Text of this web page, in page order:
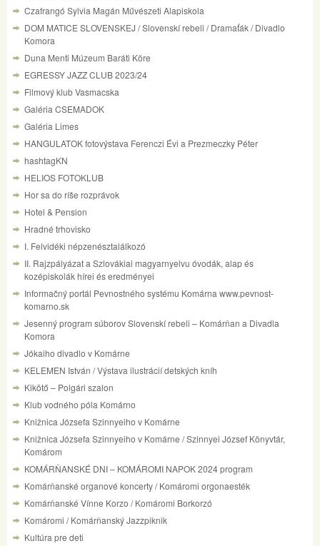
Czafrangó Sylvia Magán Művészeti Alapiskola
DOM MATICE SLOVENSKEJ / Slovenskí rebeli / Dramaťák / Divadlo
Komora
Duna Menti Múzeum Baráti Köre
EGRESSY JAZZ CLUB 2023/24
Filmový klub Vasmacska
Galéria CSEMADOK
Galéria Limes
HANGULATOK fotovýstava Ferenczi Évi a Prezmeczky Péter
hashtagKN
HELIOS FOTOKLUB
Hor sa do ríše rozprávok
Hotel & Pension
Hradné trhovisko
I. Felvidéki népzenésztalálkozó
II. Rajzpályázat a Szlovákiai magyarnyelvu óvodák, alap és
kozépiskolák hírei és eredményei
Informačný portál Pevnostného systému Komárna www.pevnost-
komarno.sk
Jesenný program súborov Slovenskí rebeli – Komárňan a Divadla
Komora
Jókaiho divadlo v Komárne
KELEMEN István / Výstava ilustrácií detských kníh
Kikötő – Polgári szalon
Klub vodného póla Komárno
Knižnica Józsefa Szinnyeiho v Komárne
Knižnica Józsefa Szinnyeiho v Komárne / Szinnyei József Könyvtár,
Komárom
KOMÁRŇANSKÉ DNI – KOMÁROMI NAPOK 2024 program
Komárňanské organové koncerty / Komáromi orgonaesték
Komárňanské Vínne Korzo / Komáromi Borkorzó
Komáromi / Komárňanský Jazzpiknik
Kultúra pre deti